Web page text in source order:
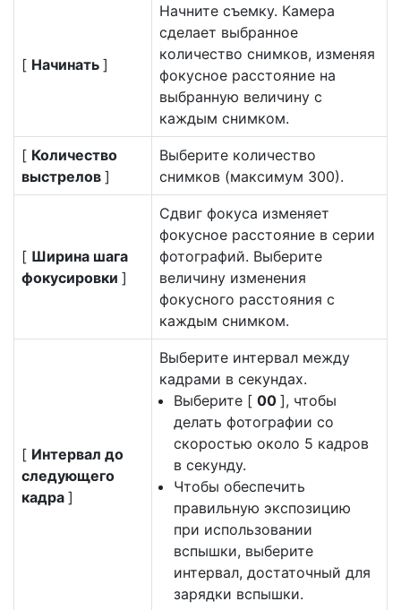
[ Начинать ]
Начните съемку. Камера
сделает выбранное
количество снимков, изменяя
фокусное расстояние на
выбранную величину с
каждым снимком.
[ Количество
выстрелов ]
Выберите количество
снимков (максимум 300).
[ Ширина шага
фокусировки ]
Сдвиг фокуса изменяет
фокусное расстояние в серии
фотографий. Выберите
величину изменения
фокусного расстояния с
каждым снимком.
[ Интервал до
следующего
кадра ]
Выберите интервал между
кадрами в секундах.
Выберите [ 00 ], чтобы
делать фотографии со
скоростью около 5 кадров
в секунду.
Чтобы обеспечить
правильную экспозицию
при использовании
вспышки, выберите
интервал, достаточный для
зарядки вспышки.